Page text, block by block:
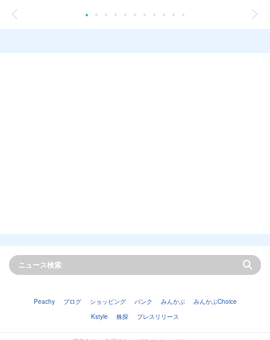
Peachy ブログ ショッピング バンク みんかぶ
みんかぶChoice
Kstyle
株探 プレスリリース